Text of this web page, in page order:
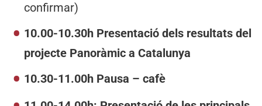
confirmar)
10.00-10.30h Presentació dels resultats del
projecte Panoràmic a Catalunya
10.30-11.00h Pausa – cafè